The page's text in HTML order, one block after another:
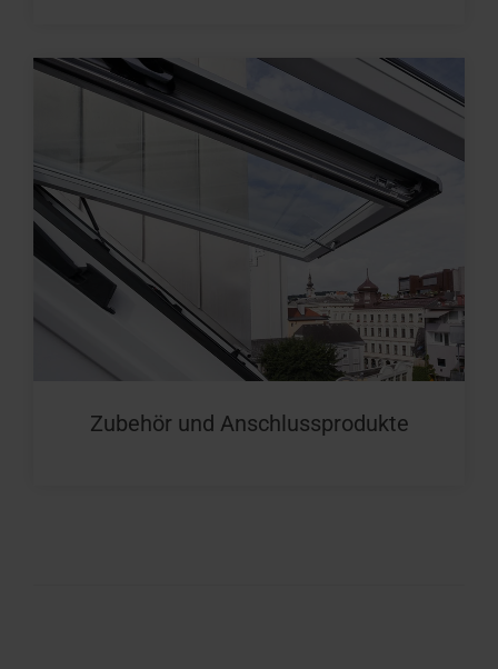
Zubehör und Anschlussprodukte